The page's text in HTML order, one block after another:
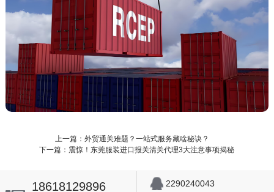
上一篇：外贸通关难题？一站式服务藏啥秘诀？
下一篇：震惊！东莞服装进口报关清关代理3大注意事项揭秘
18618129896 2290240043